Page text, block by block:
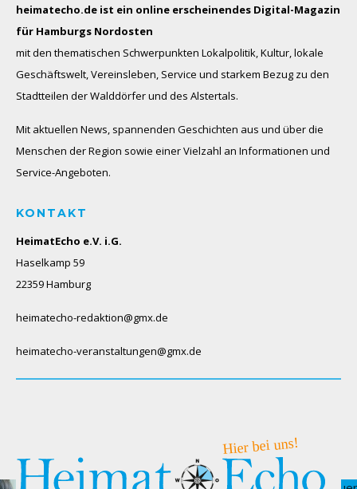
heimatecho.de ist ein online erscheinendes Digital-Magazin
für Hamburgs Nordosten
mit den thematischen Schwerpunkten Lokalpolitik, Kultur, lokale
Geschäftswelt, Vereinsleben, Service und starkem Bezug zu den
Stadtteilen der Walddörfer und des Alstertals.
Mit aktuellen News, spannenden Geschichten aus und über die
Menschen der Region sowie einer Vielzahl an Informationen und
Service-Angeboten.
KONTAKT
HeimatEcho e.V. i.G.
Haselkamp 59
22359 Hamburg
heimatecho-redaktion@gmx.de
heimatecho-veranstaltungen@gmx.de